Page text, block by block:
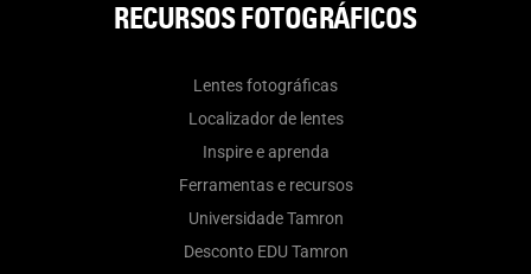
RECURSOS FOTOGRÁFICOS
Lentes fotográficas
Localizador de lentes
Inspire e aprenda
Ferramentas e recursos
Universidade Tamron
Desconto EDU Tamron